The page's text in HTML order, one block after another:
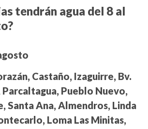
tendrán agua del 8 al
Castaño, Izaguirre, Bv.
Parcaltagua, Pueblo Nuevo,
Santa Ana, Almendros, Linda
Loma Las Minitas,